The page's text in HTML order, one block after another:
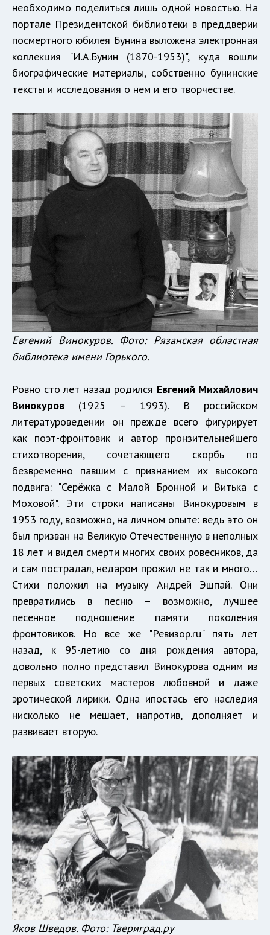
необходимо поделиться лишь одной новостью. На
портале Президентской библиотеки в преддверии
посмертного юбилея Бунина выложена электронная
коллекция "И.А.Бунин (1870-1953)", куда вошли
биографические материалы, собственно бунинские
тексты и исследования о нем и его творчестве.
Евгений Винокуров. Фото: Рязанская областная
библиотека имени Горького.
Ровно сто лет назад родился Евгений Михайлович
Винокуров (1925 – 1993). В российском
литературоведении он прежде всего фигурирует
как поэт-фронтовик и автор пронзительнейшего
стихотворения, сочетающего скорбь по
безвременно павшим с признанием их высокого
подвига: "Серёжка с Малой Бронной и Витька с
Моховой". Эти строки написаны Винокуровым в
1953 году, возможно, на личном опыте: ведь это он
был призван на Великую Отечественную в неполных
18 лет и видел смерти многих своих ровесников, да
и сам пострадал, недаром прожил не так и много…
Стихи положил на музыку Андрей Эшпай. Они
превратились в песню – возможно, лучшее
песенное подношение памяти поколения
фронтовиков. Но все же "Ревизор.ru" пять лет
назад, к 95-летию со дня рождения автора,
довольно полно представил Винокурова одним из
первых советских мастеров любовной и даже
эротической лирики. Одна ипостась его наследия
нисколько не мешает, напротив, дополняет и
развивает вторую.
Яков Шведов. Фото: Твериград.ру